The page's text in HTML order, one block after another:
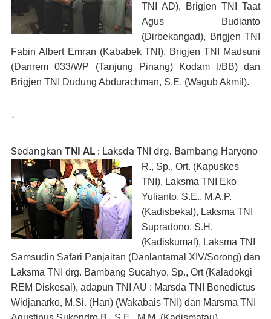
TNI AD), Brigjen TNI Taat
Agus Budianto
(Dirbekangad), Brigjen TNI
Fabin Albert Emran (Kababek TNI), Brigjen TNI Madsuni
(Danrem 033/WP (Tanjung Pinang) Kodam I/BB) dan
Brigjen TNI Dudung Abdurachman, S.E. (Wagub Akmil).
-
Sedangkan TNI AL : Laksda TNI drg. Bambang Haryono
R., Sp., Ort. (Kapuskes
TNI), Laksma TNI Eko
Yulianto, S.E., M.A.P.
(Kadisbekal), Laksma TNI
Supradono, S.H.
(Kadiskumal), Laksma TNI
Samsudin Safari Panjaitan (Danlantamal XIV/Sorong) dan
Laksma TNI drg. Bambang Sucahyo, Sp., Ort (Kaladokgi
REM Diskesal), adapun TNI AU : Marsda TNI Benedictus
Widjanarko, M.Si. (Han) (Wakabais TNI) dan Marsma TNI